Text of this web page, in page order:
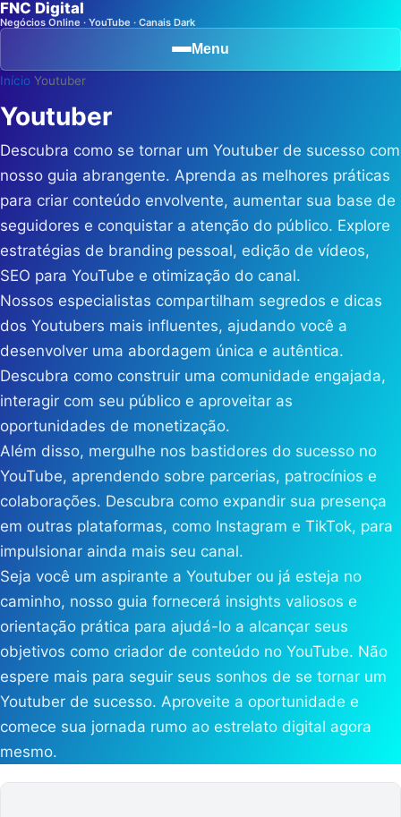
FNC Digital
Negócios Online · YouTube · Canais Dark
Menu
Início Youtuber
Youtuber
Descubra como se tornar um Youtuber de sucesso com
nosso guia abrangente. Aprenda as melhores práticas
para criar conteúdo envolvente, aumentar sua base de
seguidores e conquistar a atenção do público. Explore
estratégias de branding pessoal, edição de vídeos,
SEO para YouTube e otimização do canal.
Nossos especialistas compartilham segredos e dicas
dos Youtubers mais influentes, ajudando você a
desenvolver uma abordagem única e autêntica.
Descubra como construir uma comunidade engajada,
interagir com seu público e aproveitar as
oportunidades de monetização.
Além disso, mergulhe nos bastidores do sucesso no
YouTube, aprendendo sobre parcerias, patrocínios e
colaborações. Descubra como expandir sua presença
em outras plataformas, como Instagram e TikTok, para
impulsionar ainda mais seu canal.
Seja você um aspirante a Youtuber ou já esteja no
caminho, nosso guia fornecerá insights valiosos e
orientação prática para ajudá-lo a alcançar seus
objetivos como criador de conteúdo no YouTube. Não
espere mais para seguir seus sonhos de se tornar um
Youtuber de sucesso. Aproveite a oportunidade e
comece sua jornada rumo ao estrelato digital agora
mesmo.